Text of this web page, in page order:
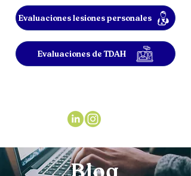
Evaluaciones lesiones personales
Evaluaciones de TDAH